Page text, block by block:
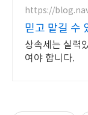
https://
믿고 맡길 수
상속세는 실력
여야 합니다.